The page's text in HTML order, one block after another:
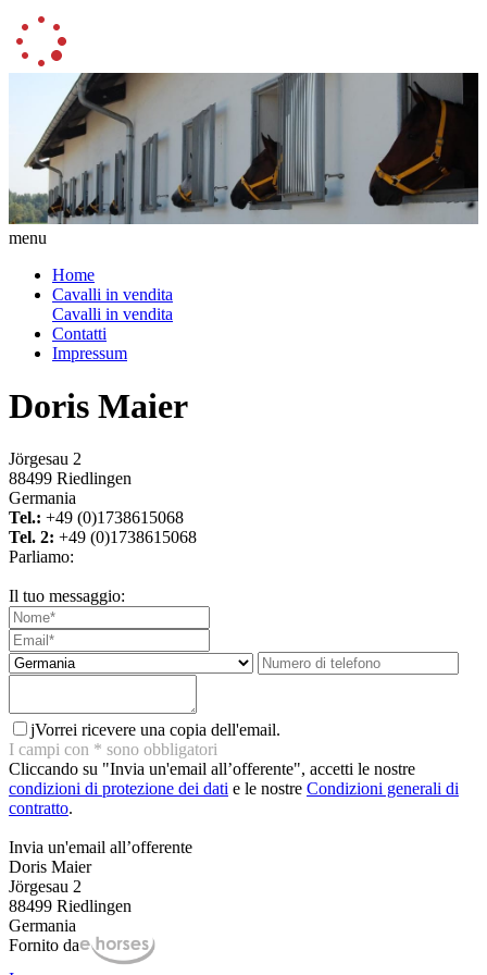
menu
Home
Cavalli in vendita
Cavalli in vendita
Contatti
Impressum
Doris Maier
Jörgesau 2
88499 Riedlingen
Germania
Tel.: +49 (0)1738615068
Tel. 2: +49 (0)1738615068
Parliamo:
Il tuo messaggio:
jVorrei ricevere una copia dell'email.
I campi con * sono obbligatori
Cliccando su "Invia un'email all’offerente", accetti le nostre
condizioni di protezione dei dati e le nostre Condizioni generali di
contratto.
Invia un'email all’offerente
Doris Maier
Jörgesau 2
88499 Riedlingen
Germania
Fornito da